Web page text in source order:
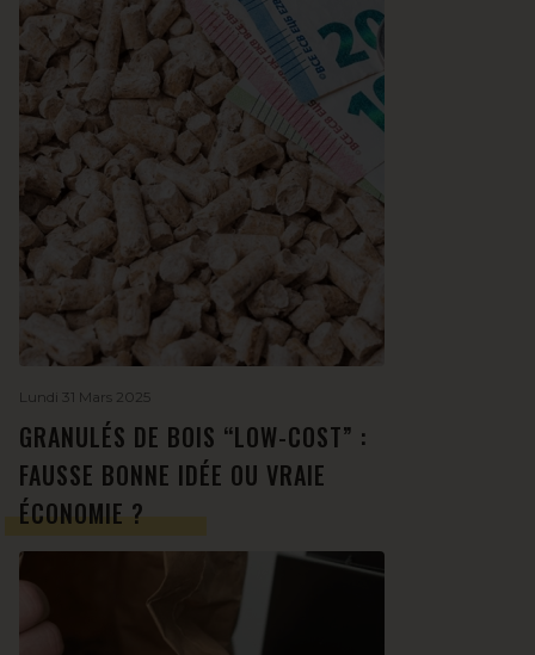
Lundi 31 Mars 2025
GRANULÉS DE BOIS “LOW-COST” :
FAUSSE BONNE IDÉE OU VRAIE
ÉCONOMIE ?